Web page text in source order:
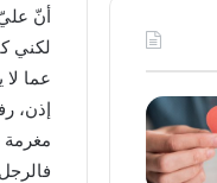
أنّ
لكني
عما
إذن،
مغرمة